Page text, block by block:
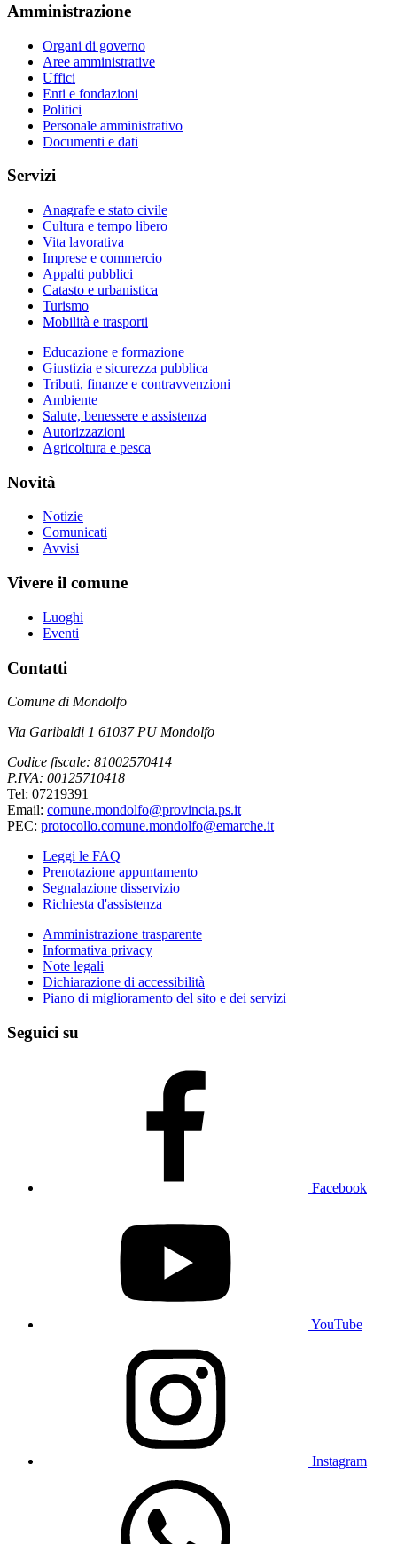
Amministrazione
Organi di governo
Aree amministrative
Uffici
Enti e fondazioni
Politici
Personale amministrativo
Documenti e dati
Servizi
Anagrafe e stato civile
Cultura e tempo libero
Vita lavorativa
Imprese e commercio
Appalti pubblici
Catasto e urbanistica
Turismo
Mobilità e trasporti
Educazione e formazione
Giustizia e sicurezza pubblica
Tributi, finanze e contravvenzioni
Ambiente
Salute, benessere e assistenza
Autorizzazioni
Agricoltura e pesca
Novità
Notizie
Comunicati
Avvisi
Vivere il comune
Luoghi
Eventi
Contatti
Comune di Mondolfo
Via Garibaldi 1 61037 PU Mondolfo
Codice fiscale: 81002570414
P.IVA: 00125710418
Tel: 07219391
Email: comune.mondolfo@provincia.ps.it
PEC: protocollo.comune.mondolfo@emarche.it
Leggi le FAQ
Prenotazione appuntamento
Segnalazione disservizio
Richiesta d'assistenza
Amministrazione trasparente
Informativa privacy
Note legali
Dichiarazione di accessibilità
Piano di miglioramento del sito e dei servizi
Seguici su
Facebook
YouTube
Instagram